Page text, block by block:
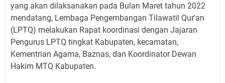
yang akan dilaksanakan pada Bulan Maret tahun 2022
mendatang, Lembaga Pengembangan Tilawatil Qur'an
(LPTQ) melakukan Rapat koordinasi dengan Jajaran
Pengurus LPTQ tingkat Kabupaten, kecamatan,
Kementrian Agama, Baznas, dan Koordinator Dewan
Hakim MTQ Kabupaten.